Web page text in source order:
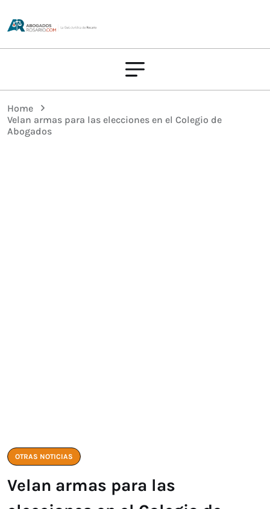
Home
Velan armas para las elecciones en el Colegio de
Abogados
OTRAS NOTICIAS
Velan armas para las